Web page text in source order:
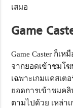
เสมอ
Game
Game Caster ก็เ
จากยอดเข้าชมโฆ
เฉพาะเกมแคสเ
ยอดการเข้าชมค
ตามไปด้วย เหล่า